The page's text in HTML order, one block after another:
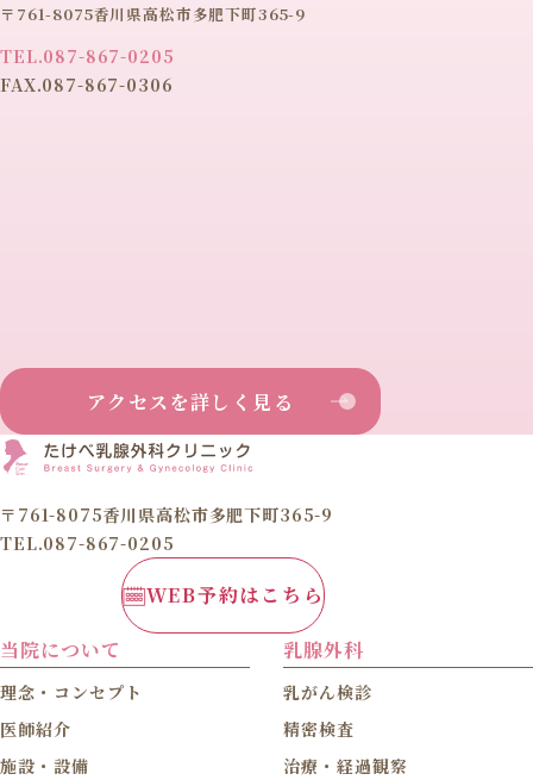
〒761-8075香川県高松市多肥下町365-9
TEL.087-867-0205
FAX.087-867-0306
アクセスを詳しく見る
〒761-8075香川県高松市多肥下町365-9
TEL.087-867-0205
WEB予約はこちら
当院について
理念・コンセプト
医師紹介
施設・設備
乳腺外科
乳がん検診
精密検査
治療・経過観察